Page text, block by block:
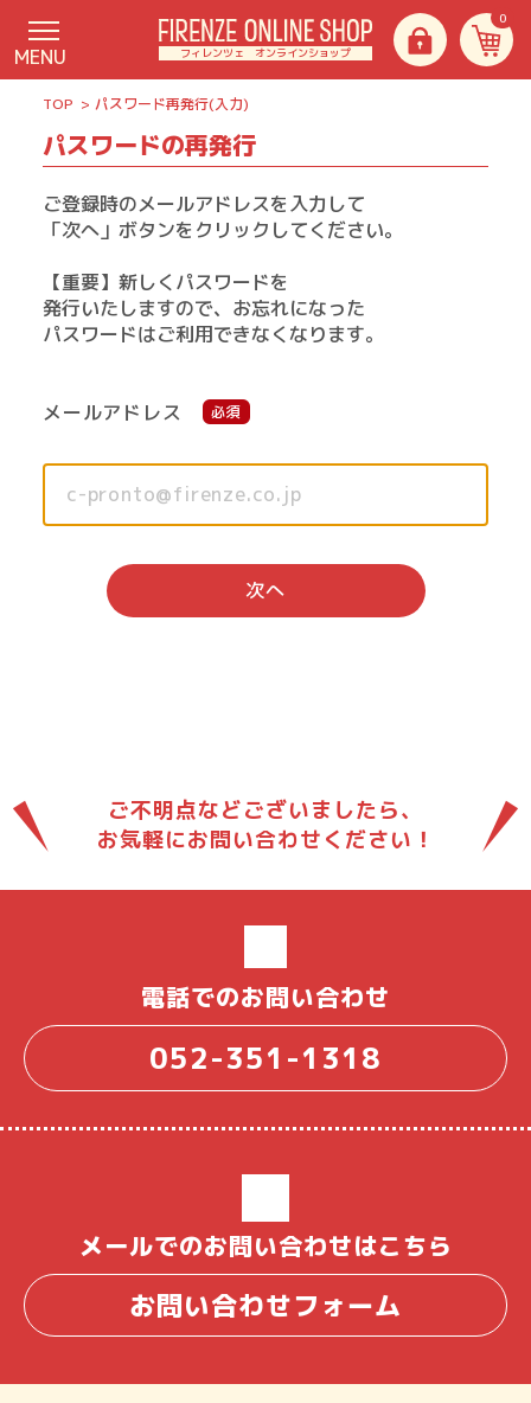
MENU フィレンツェ オンラインショップ
0
TOP パスワード再発行(入力)
パスワードの再発行
ご登録時のメールアドレスを入力して
「次へ」ボタンをクリックしてください。
【重要】新しくパスワードを
発行いたしますので、お忘れになった
パスワードはご利用できなくなります。
メールアドレス 必須
次へ
ご不明点などございましたら、
お気軽にお問い合わせください！
電話でのお問い合わせ
052-351-1318
メールでのお問い合わせはこちら
お問い合わせフォーム